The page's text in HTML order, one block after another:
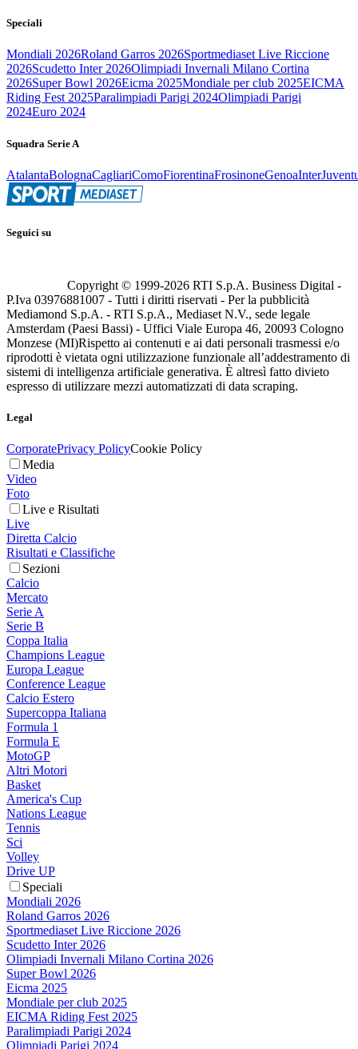
Speciali
Mondiali 2026Roland Garros 2026Sportmediaset Live Riccione
2026Scudetto Inter 2026Olimpiadi Invernali Milano Cortina
2026Super Bowl 2026Eicma 2025Mondiale per club 2025EICMA
Riding Fest 2025Paralimpiadi Parigi 2024Olimpiadi Parigi
2024Euro 2024
Squadra Serie A
AtalantaBolognaCagliariComoFiorentinaFrosinoneGenoaInter
Seguici su
Copyright © 1999-2026 RTI S.p.A. Business Digital -
P.Iva 03976881007 - Tutti i diritti riservati - Per la pubblicità
Mediamond S.p.A. - RTI S.p.A., Mediaset N.V., sede legale
Amsterdam (Paesi Bassi) - Uffici Viale Europa 46, 20093 Cologno
Monzese (MI)Rispetto ai contenuti e ai dati personali trasmessi e/o
riprodotti è vietata ogni utilizzazione funzionale all’addestramento di
sistemi di intelligenza artificiale generativa. È altresì fatto divieto
espresso di utilizzare mezzi automatizzati di data scraping.
Legal
CorporatePrivacy PolicyCookie Policy
Media
Video
Foto
Live e Risultati
Live
Diretta Calcio
Risultati e Classifiche
Sezioni
Calcio
Mercato
Serie A
Serie B
Coppa Italia
Champions League
Europa League
Conference League
Calcio Estero
Supercoppa Italiana
Formula 1
Formula E
MotoGP
Altri Motori
Basket
America's Cup
Nations League
Tennis
Sci
Volley
Drive UP
Speciali
Mondiali 2026
Roland Garros 2026
Sportmediaset Live Riccione 2026
Scudetto Inter 2026
Olimpiadi Invernali Milano Cortina 2026
Super Bowl 2026
Eicma 2025
Mondiale per club 2025
EICMA Riding Fest 2025
Paralimpiadi Parigi 2024
Olimpiadi Parigi 2024